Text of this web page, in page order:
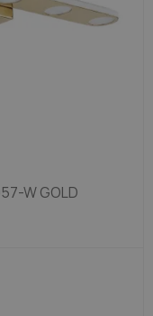
W GOLD